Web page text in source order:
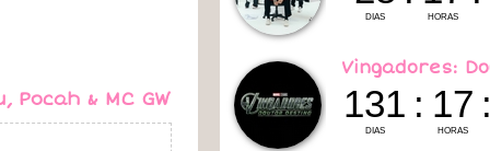
Pocah & MC GW
Vingadores: